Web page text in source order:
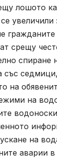
лошото
увеличили
срещу
спиране
със
на
на
на
аварии